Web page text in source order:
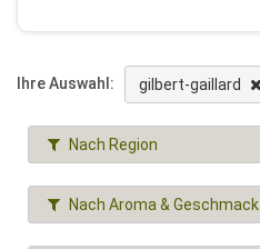
Ihre Auswahl: gilbert-gaillard
Nach Region
Nach Aroma & Geschmack